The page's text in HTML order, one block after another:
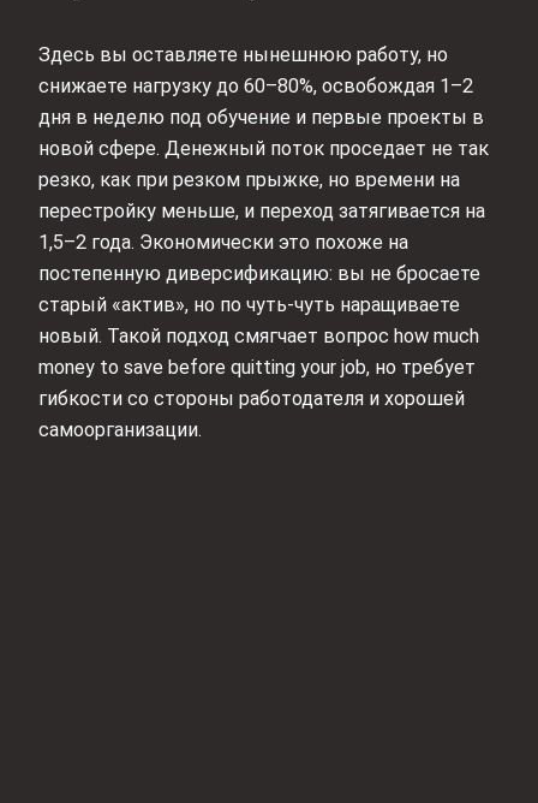
Здесь вы оставляете нынешнюю работу, но
снижаете нагрузку до 60–80%, освобождая 1–2
дня в неделю под обучение и первые проекты в
новой сфере. Денежный поток проседает не так
резко, как при резком прыжке, но времени на
перестройку меньше, и переход затягивается на
1,5–2 года. Экономически это похоже на
постепенную диверсификацию: вы не бросаете
старый «актив», но по чуть‑чуть наращиваете
новый. Такой подход смягчает вопрос how much
money to save before quitting your job, но требует
гибкости со стороны работодателя и хорошей
самоорганизации.